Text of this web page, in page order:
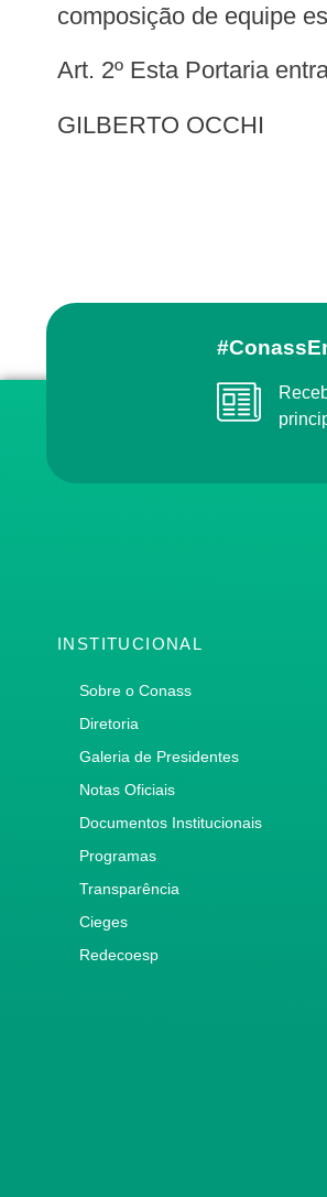
composição de equipe
Art. 2º Esta Portaria
GILBERTO OCCHI
Receba o conteúdo semanal do Conass com as
INSTITUCIONAL
Sobre o Conass
Diretoria
Galeria de Presidentes
Notas Oficiais
Documentos Institucionais
Programas
Transparência
Cieges
Redecoesp